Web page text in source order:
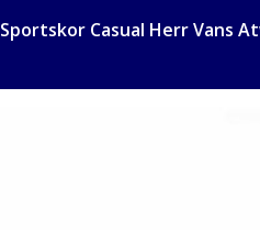
Sportskor Casual Herr Vans